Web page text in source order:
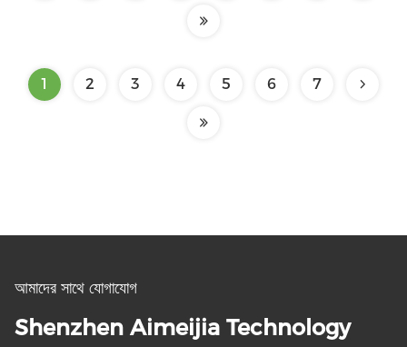
1 2 3 4 5 6 7
আমাদের সাথে যোগাযোগ
Shenzhen Aimeijia Technology